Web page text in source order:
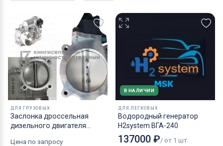
ДЛЯ ГРУЗОВЫХ
Заслонка дроссельная
дизельного двигателя
Цена по запросу
В НАЛИЧИИ
ДЛЯ ЛЕГКОВЫХ
Водородный генератор
H2system ВГА-240
137000 ₽/ от 1 шт.